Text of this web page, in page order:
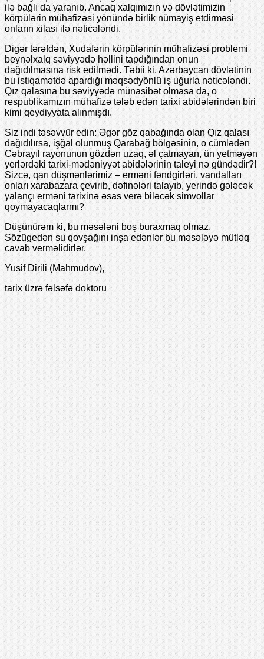
ilə bağlı da yaranıb. Ancaq xalqımızın və dövlətimizin
körpülərin mühafizəsi yönündə birlik nümayiş etdirməsi
onların xilası ilə nəticələndi.
Digər tərəfdən, Xudafərin körpülərinin mühafizəsi problemi
beynəlxalq səviyyədə həllini tapdığından onun
dağıdılmasına risk edilmədi. Təbii ki, Azərbaycan dövlətinin
bu istiqamətdə apardığı məqsədyönlü iş uğurla nəticələndi.
Qız qalasına bu səviyyədə münasibət olmasa da, o
respublikamızın mühafizə tələb edən tarixi abidələrindən biri
kimi qeydiyyata alınmışdı.
Siz indi təsəvvür edin: Əgər göz qabağında olan Qız qalası
dağıdılırsa, işğal olunmuş Qarabağ bölgəsinin, o cümlədən
Cəbrayıl rayonunun gözdən uzaq, əl çatmayan, ün yetməyən
yerlərdəki tarixi-mədəniyyət abidələrinin taleyi nə gündədir?!
Sizcə, qarı düşmənlərimiz – erməni fəndgirləri, vandalları
onları xarabazara çevirib, dəfinələri talayıb, yerində gələcək
yalançı erməni tarixinə əsas verə biləcək simvollar
qoymayacaqlarmı?
Düşünürəm ki, bu məsələni boş buraxmaq olmaz.
Sözügedən su qovşağını inşa edənlər bu məsələyə mütləq
cavab verməlidirlər.
Yusif Dirili (Mahmudov),
tarix üzrə fəlsəfə doktoru